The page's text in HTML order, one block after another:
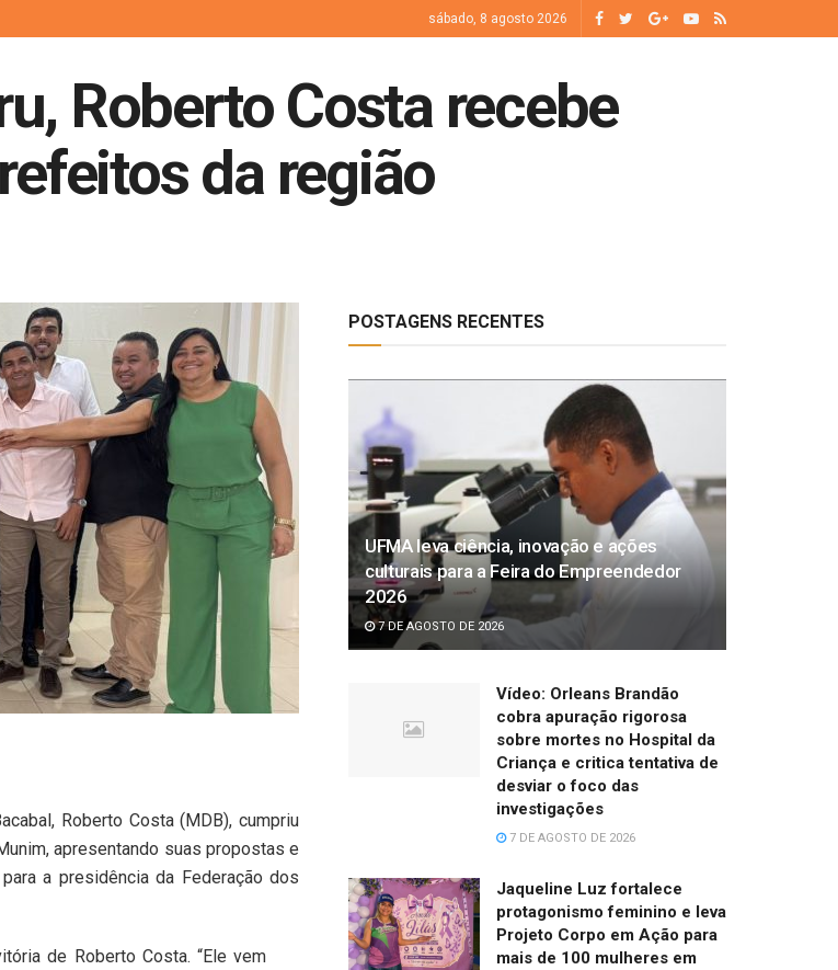
sábado, 8 agosto 2026
Roberto Costa recebe
da região
Roberto Costa (MDB), cumpriu
apresentando suas propostas e
a presidência da Federação dos
de Roberto Costa. “Ele vem
POSTAGENS RECENTES
UFMA leva ciência, inovação e ações
culturais para a Feira do Empreendedor
2026
7 DE AGOSTO DE 2026
Vídeo: Orleans Brandão
cobra apuração rigorosa
sobre mortes no Hospital da
Criança e critica tentativa de
desviar o foco das
investigações
7 DE AGOSTO DE 2026
Jaqueline Luz fortalece
protagonismo feminino e leva
Projeto Corpo em Ação para
mais de 100 mulheres em